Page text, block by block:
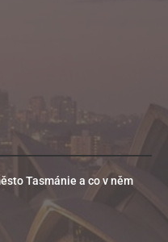
Tasmánie a co v něm